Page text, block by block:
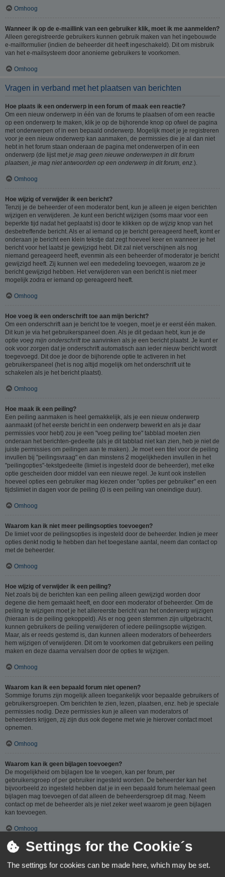
Omhoog
Wanneer ik op de e-maillink van een gebruiker klik, moet ik me aanmelden?
Alleen geregistreerde gebruikers kunnen gebruik maken van het ingebouwde
e-mailformulier (indien de beheerder dit heeft ingeschakeld). Dit om misbruik
van het e-mailsysteem door anonieme gebruikers te voorkomen.
Omhoog
Vragen in verband met het plaatsen van berichten
Hoe plaats ik een onderwerp in een forum of maak een reactie?
Om een nieuw onderwerp in één van de forums te plaatsen of om een reactie
op een onderwerp te maken, klik je op de bijhorende knop op ofwel de pagina
met onderwerpen of in een bepaald onderwerp. Mogelijk moet je je registreren
voor je een nieuw onderwerp kan aanmaken, de permissies die je al dan niet
hebt in het forum staan onderaan de pagina met onderwerpen of in een
onderwerp (de lijst met je mag geen nieuwe onderwerpen in dit forum
plaatsen, je mag niet antwoorden op een onderwerp in dit forum, enz. ).
Omhoog
Hoe wijzig of verwijder ik een bericht?
Tenzij je de beheerder of een moderator bent, kun je alleen je eigen berichten
wijzigen en verwijderen. Je kunt een bericht wijzigen (soms maar voor een
beperkte tijd nadat het geplaatst is) door te klikken op de wijzig knop van het
desbetreffende bericht. Als er al iemand op je bericht gereageerd heeft, komt er
onderaan je bericht een klein tekstje dat zegt hoeveel keer en wanneer je het
bericht voor het laatst je gewijzigd hebt. Dit zal niet verschijnen als nog
niemand gereageerd heeft, evenmin als een beheerder of moderator je bericht
gewijzigd heeft. Zij kunnen wel een mededeling toevoegen, waarom ze je
bericht gewijzigd hebben. Het verwijderen van een bericht is niet meer
mogelijk zodra er iemand op gereageerd heeft.
Omhoog
Hoe voeg ik een onderschrift toe aan mijn bericht?
Om een onderschrift aan je bericht toe te voegen, moet je er eerst één maken.
Dit kun je via het gebruikerspaneel doen. Als je dit gedaan hebt, kun je de
optie voeg mijn onderschrift toe aanvinken als je een bericht plaatst. Je kunt er
ook voor zorgen dat je onderschrift automatisch aan ieder nieuw bericht wordt
toegevoegd. Dit doe je door de bijhorende optie te activeren in het
gebruikerspaneel (het is nog altijd mogelijk om het onderschrift uit te
schakelen als je het bericht plaatst).
Omhoog
Hoe maak ik een peiling?
Een peiling aanmaken is heel gemakkelijk, als je een nieuw onderwerp
aanmaakt (of het eerste bericht in een onderwerp bewerkt en als je daar
permissies voor hebt) zou je een "voeg peiling toe" tabblad moeten zien
onderaan het berichten-gedeelte (als je dit tabblad niet kan zien, heb je niet de
juiste permissies om peilingen aan te maken). Je moet een titel voor de peiling
invullen bij "peilingsvraag" en dan minstens 2 mogelijkheden invullen in het
"peilingopties"-tekstgedeelte (limiet is ingesteld door de beheerder), met elke
optie gescheiden door middel van een nieuwe regel. Je kunt ook instellen
hoeveel opties een gebruiker mag kiezen onder "opties per gebruiker" en een
tijdslimiet in dagen voor de peiling (0 is een peiling van oneindige duur).
Omhoog
Waarom kan ik niet meer peilingsopties toevoegen?
De limiet voor de peilingsopties is ingesteld door de beheerder. Indien je meer
opties denkt nodig te hebben dan het toegestane aantal, neem dan contact op
met de beheerder.
Omhoog
Hoe wijzig of verwijder ik een peiling?
Net zoals bij de berichten kan een peiling alleen gewijzigd worden door
degene die hem gemaakt heeft, en door een moderator of beheerder. Om de
peiling te wijzigen moet je het allereerste bericht van het onderwerp wijzigen
(hieraan is de peiling gekoppeld). Als er nog geen stemmen zijn uitgebracht,
kunnen gebruikers de peiling verwijderen of iedere peilingsoptie wijzigen.
Maar, als er reeds gestemd is, dan kunnen alleen moderators of beheerders
hem wijzigen of verwijderen. Dit om te voorkomen dat gebruikers een peiling
maken en deze daarna vervalsen door de opties te wijzigen.
Omhoog
Waarom kan ik een bepaald forum niet openen?
Sommige forums zijn mogelijk alleen toegankelijk voor bepaalde gebruikers of
gebruikersgroepen. Om berichten te zien, lezen, plaatsen, enz. heb je speciale
permissies nodig. Deze permissies kun je alleen van moderators of
beheerders krijgen, zij zijn dus ook degene met wie je hierover contact moet
opnemen.
Omhoog
Waarom kan ik geen bijlagen toevoegen?
De mogelijkheid om bijlagen toe te voegen, kan per forum, per
gebruikersgroep of per gebruiker ingesteld worden. De beheerder kan het
bijvoorbeeld zo ingesteld hebben dat je in een bepaald forum helemaal geen
bijlagen mag toevoegen of dat alleen de beheerdersgroep dit mag. Neem
contact op met de beheerder als je niet zeker weet waarom je geen bijlagen
kan toevoegen.
Omhoog
Waarom ontving ik een waarschuwing?
Op ieder forum gelden specifieke regels, als je één van deze regels (volgens
de beheerder) overtreedt, kun je een waarschuwing ontvangen. Het sturen van
Settings for the Cookie´s
The settings for cookies can be made here, which may be set.